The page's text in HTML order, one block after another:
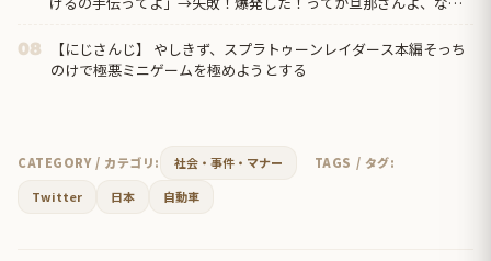
08
【にじさんじ】 やしきず、スプラトゥーンレイダース本編そっち
のけで極悪ミニゲームを極めようとする
CATEGORY / カテゴリ: 社会・事件・マナー
TAGS / タグ:
Twitter
日本 自動車